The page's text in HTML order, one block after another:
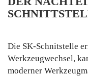
Die SK-Schnitstelle
Werkzeugwechsel,
moderner